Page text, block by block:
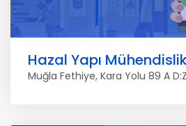
Hazal Yapı
Muğla Fethiye, Kara Yolu 89 A